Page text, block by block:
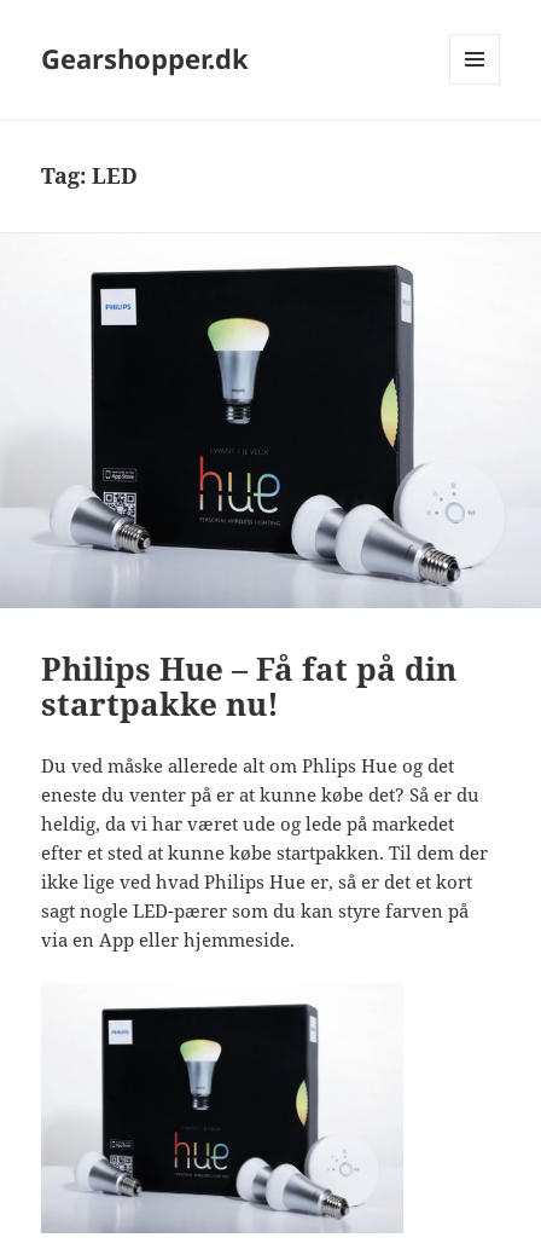
Gearshopper.dk
Tag:LED
Philips Hue – Få fat på din
startpakke nu!
Du ved måske allerede alt om Phlips Hue og det
eneste du venter på er at kunne købe det? Så er du
heldig, da vi har været ude og lede på markedet
efter et sted at kunne købe startpakken. Til dem der
ikke lige ved hvad Philips Hue er, så er det et kort
sagt nogle LED-pærer som du kan styre farven på
via en App eller hjemmeside.